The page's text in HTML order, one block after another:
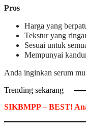
Pros
Harga yang
Tekstur
Sesuai untuk
Mempunyai
Anda inginkan serum
Trending sekarang
SIKBMPP – BEST!